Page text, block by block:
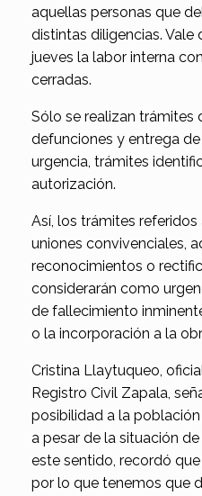
aquellas personas que
distintas diligencias.
jueves la labor interna
cerradas.
Sólo se realizan trámites
defunciones y entrega
urgencia, trámites
autorización.
Así, los trámites
uniones convivenciales,
reconocimientos o
considerarán como
de fallecimiento
o la incorporación a la
Cristina Llaytuqueo,
Registro Civil Zapala,
posibilidad a la
a pesar de la situación
este sentido, recordó
por lo que tenemos que